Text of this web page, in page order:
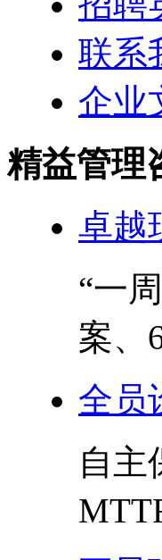
联系
企业
精益管理
卓越
“一
案、
全员
自主